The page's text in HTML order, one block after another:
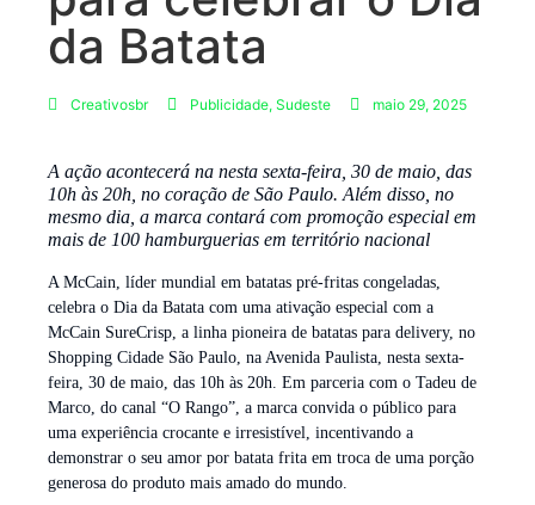
da Batata
Creativosbr Publicidade, Sudeste maio 29, 2025
A ação acontecerá na nesta sexta-feira, 30 de maio, das
10h às 20h, no coração de São Paulo. Além disso, no
mesmo dia, a marca contará com promoção especial em
mais de 100 hamburguerias em território nacional
A McCain, líder mundial em batatas pré-fritas congeladas,
celebra o Dia da Batata com uma ativação especial com a
McCain SureCrisp, a linha pioneira de batatas para delivery, no
Shopping Cidade São Paulo, na Avenida Paulista, nesta sexta-
feira, 30 de maio, das 10h às 20h. Em parceria com o Tadeu de
Marco, do canal “O Rango”, a marca convida o público para
uma experiência crocante e irresistível, incentivando a
demonstrar o seu amor por batata frita em troca de uma porção
generosa do produto mais amado do mundo.